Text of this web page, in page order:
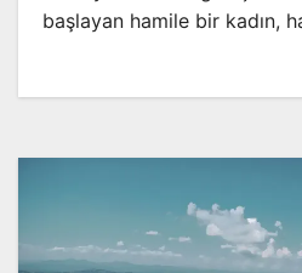
başlayan hamile bir kadın,